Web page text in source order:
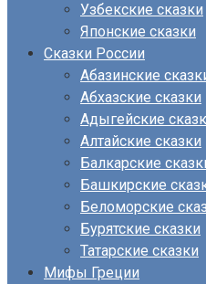
Узбекские сказки
Японские сказки
Сказки России
Абазинские
Абхазские сказки
Адыгейские
Алтайские сказки
Балкарские
Башкирские
Беломорские
Бурятские сказки
Татарские сказки
Мифы Греции